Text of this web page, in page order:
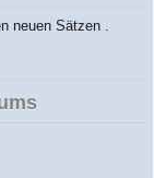
neuen Sätzen .